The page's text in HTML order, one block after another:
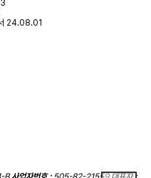
24.08.01